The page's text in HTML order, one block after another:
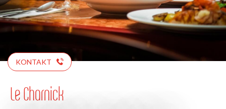
KONTAKT
Le Charnick